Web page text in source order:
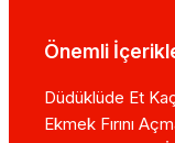
Önemli
Düdüklüde Et
Ekmek Fırını